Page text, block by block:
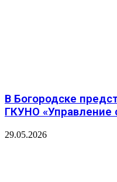
В Богородске
ГКУНО «Управление
29.05.2026